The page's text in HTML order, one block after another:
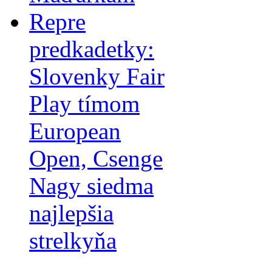
Repre
predkadetky:
Slovenky Fair
Play tímom
European
Open, Csenge
Nagy siedma
najlepšia
strelkyňa